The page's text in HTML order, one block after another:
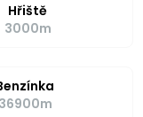
Hřiště
3000m
36900m